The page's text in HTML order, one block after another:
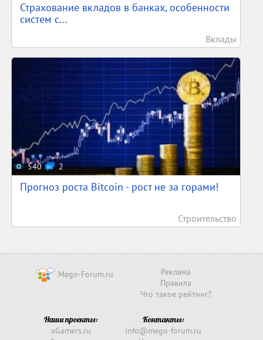
Страхование вкладов в банках, особенности
систем с...
Вклады
540 2
Прогноз роста Bitcoin - рост не за горами!
Строительство
Mego-Forum.ru
Реклама
Правила
Что такое рейтинг?
Наши проекты:
xGamers.ru
Контакты:
info@mego-forum.ru